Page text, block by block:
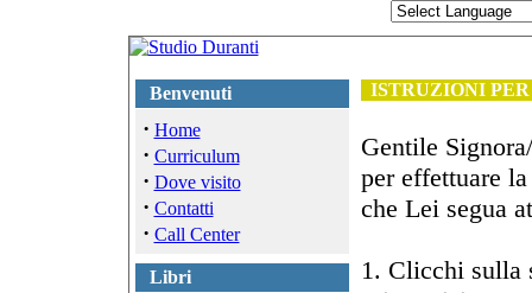
Benvenuti
· Home
· Curriculum
· Dove visito
· Contatti
· Call Center
Libri
ISTRUZIONI
Gentile
per effettuare
che Lei segua
1. Clicchi sulla